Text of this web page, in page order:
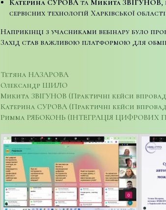
Катерина СУРОВА таМикита ЗВІГУНОВ,
сервісних технологій Харківської
Наприкінці з учасниками вебінару було
Захід став важливою платформою для
Тетяна НАЗАРОВА
Олександр ШИЛО
Микита ЗВІГУНОВ (Практичні кейси
Катерина СУРОВА (Практичні кейси
Римма РЯБОКОНЬ (ІНТЕГРАЦІЯ ЦИФРОВИХ